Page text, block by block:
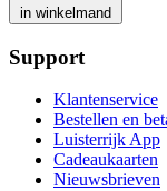
in winkelmand
Support
Klantenservice
Bestellen en
Luisterrijk App
Cadeaukaarten
Nieuwsbrieven